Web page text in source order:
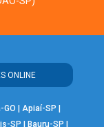
ONLINE
GO Apiaí-SP
SP Bauru-SP